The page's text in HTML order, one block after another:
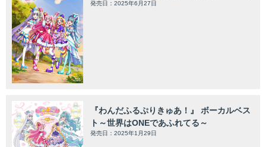
発売日：2025年6月27日
『わんだふるぷりきゅあ！』 ボーカルベス
ト～世界はONEであふれてる～
発売日：2025年1月29日